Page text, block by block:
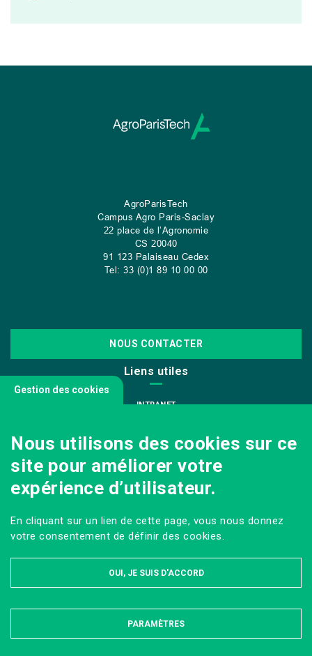
AgroParisTech
Campus Agro Paris-Saclay
22 place de l’Agronomie
CS 20040
91 123 Palaiseau Cedex
Tel: 33 (0)1 89 10 00 00
NOUS CONTACTER
Liens utiles
INTRANET
INFODOC
PÔLE IMAGE
PRESSE
Sur les réseaux
MENTIONS LÉGALES ET DONNÉES PERSONNELLES
Gestion des cookies
Nous utilisons des cookies sur ce
site pour améliorer votre
expérience d’utilisateur.
En cliquant sur un lien de cette page, vous nous donnez
votre consentement de définir des cookies.
OUI, JE SUIS D'ACCORD
MASQUER
PARAMÈTRES